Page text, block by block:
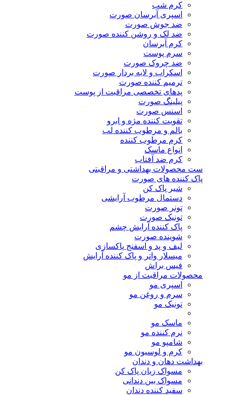
کرم شب
اسپری آبرسان صورت
ضد جوش صورت
ضد لک و روشن کننده صورت
کرم آبرسان
سرم پوست
ضد چروک صورت
اسکراب و لایه بردار صورت
ترمیم کننده صورت
پدهای تخصصی مراقبت از پوست
پیلینگ صورت
اسنس صورت
تقویت کننده مژه و ابرو
بالم و مرطوب کننده لب
کرم مرطوب کننده
انواع ماسک
کرم ضد آفتاب
ست محصولات بهداشتی و مراقبتی
پاک کننده های صورت
شیر پاک کن
دستمال مرطوب آرایشی
تونر صورت
تونیک صورت
پاک کننده آرایش چشم
شوینده صورت
لیف و پد و اسفنج پاکسازی
میسلار واتر و پاک کننده آرایش
فیس براش
محصولات مراقبت از مو
اسپری مو
سرم و روغن مو
تونیک مو
ماسک مو
نرم کننده مو
شامپو مو
کرم و لوسیون مو
بهداشت دهان و دندان
مسواک زبان پاک کن
مسواک بین دندانی
سفید کننده دندان